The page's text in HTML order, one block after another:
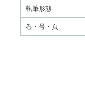
執筆形態
巻・号・頁